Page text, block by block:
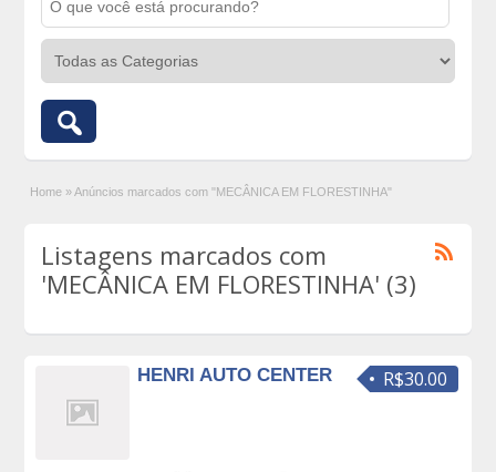
Home » Anúncios marcados com "MECÂNICA EM FLORESTINHA"
Listagens marcados com
'MECÂNICA EM FLORESTINHA' (3)
R$30.00
HENRI AUTO CENTER